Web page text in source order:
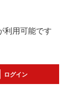
利用可能です
ログイン